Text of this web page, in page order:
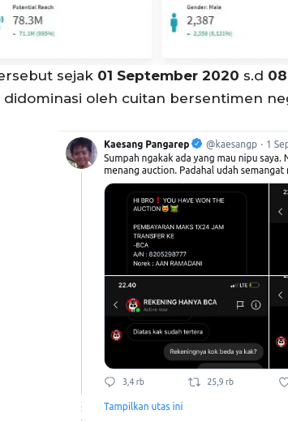
sejak 01 September 2020 s.d
oleh cuitan bersentimen